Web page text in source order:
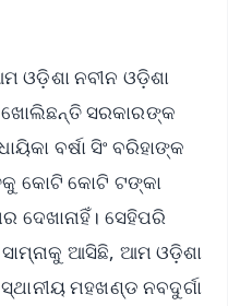
ଓଡ଼ିଶା ନବୀନ ଓଡ଼ିଶା
ସରକାରଙ୍କ
ବର୍ଷା ସିଂ ବରିହାଙ୍କ
କୋଟି କୋଟି ଟଙ୍କା
ସେହିପରି
ଆସିଛି, ଆମ ଓଡ଼ିଶା
ମହଖଣ୍ଡ ନବଦୁର୍ଗା